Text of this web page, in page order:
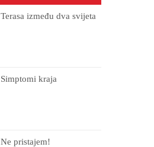
Terasa između dva svijeta
Simptomi kraja
Ne pristajem!